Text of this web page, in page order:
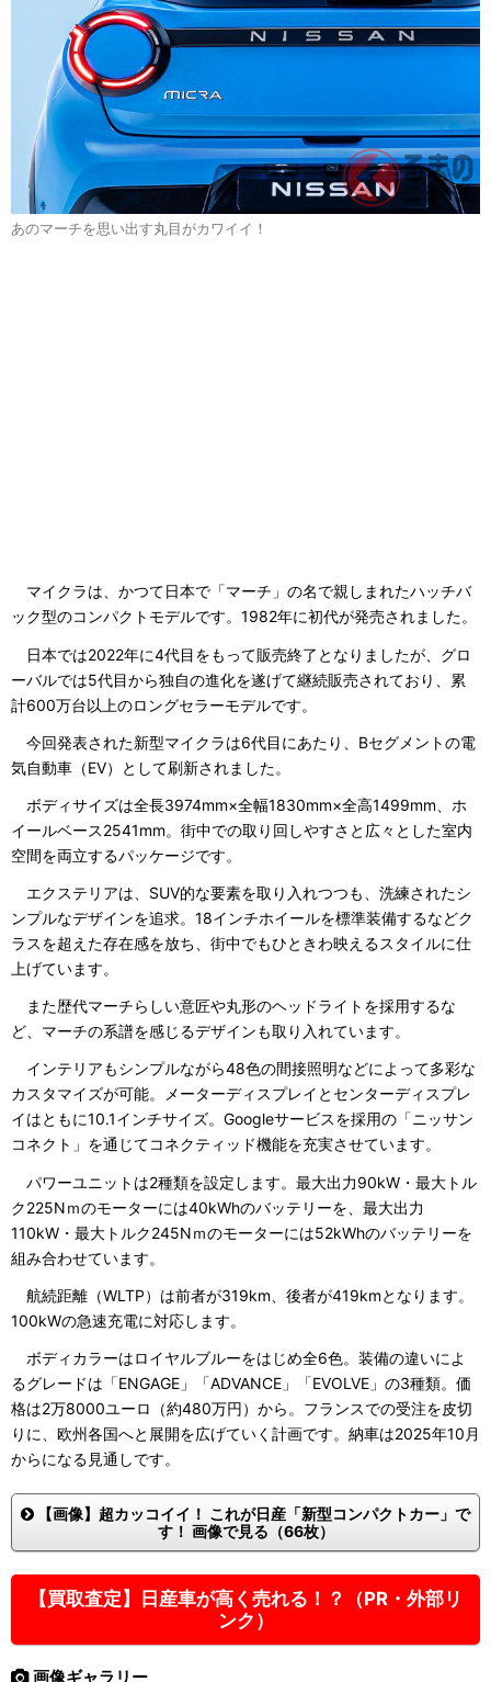
あのマーチを思い出す丸目がカワイイ！
マイクラは、かつて日本で「マーチ」の名で親しまれたハッチバ
ック型のコンパクトモデルです。1982年に初代が発売されました。
日本では2022年に4代目をもって販売終了となりましたが、グロ
ーバルでは5代目から独自の進化を遂げて継続販売されており、累
計600万台以上のロングセラーモデルです。
今回発表された新型マイクラは6代目にあたり、Bセグメントの電
気自動車（EV）として刷新されました。
ボディサイズは全長3974mm×全幅1830mm×全高1499mm、ホ
イールベース2541mm。街中での取り回しやすさと広々とした室内
空間を両立するパッケージです。
エクステリアは、SUV的な要素を取り入れつつも、洗練されたシ
ンプルなデザインを追求。18インチホイールを標準装備するなどク
ラスを超えた存在感を放ち、街中でもひときわ映えるスタイルに仕
上げています。
また歴代マーチらしい意匠や丸形のヘッドライトを採用するな
ど、マーチの系譜を感じるデザインも取り入れています。
インテリアもシンプルながら48色の間接照明などによって多彩な
カスタマイズが可能。メーターディスプレイとセンターディスプレ
イはともに10.1インチサイズ。Googleサービスを採用の「ニッサン
コネクト」を通じてコネクティッド機能を充実させています。
パワーユニットは2種類を設定します。最大出力90kW・最大トル
ク225Nｍのモーターには40kWhのバッテリーを、最大出力
110kW・最大トルク245Nｍのモーターには52kWhのバッテリーを
組み合わせています。
航続距離（WLTP）は前者が319km、後者が419kmとなります。
100kWの急速充電に対応します。
ボディカラーはロイヤルブルーをはじめ全6色。装備の違いによ
るグレードは「ENGAGE」「ADVANCE」「EVOLVE」の3種類。価
格は2万8000ユーロ（約480万円）から。フランスでの受注を皮切
りに、欧州各国へと展開を広げていく計画です。納車は2025年10月
からになる見通しです。
【画像】超カッコイイ！ これが日産「新型コンパクトカー」で
す！ 画像で見る（66枚）
【買取査定】日産車が高く売れる！？（PR・外部リ
ンク）
画像ギャラリー